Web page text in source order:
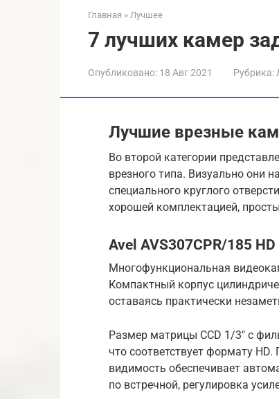
Главная » Лучшее
7 лучших камер
Опубликовано: 18 Авг 2021 Рубрика:
Лучшие врезные
Во второй категории
врезного типа. Визуально они
специального круглого
хорошей комплектацией,
Avel AVS307CPR/185 НD
Многофункциональная
Компактный корпус
оставаясь практически
Размер матрицы CCD 1/3″ с
что соответствует формату
видимость обеспечивает
по встречной, регулировка